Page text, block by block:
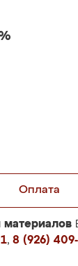
Оплата
материалов
, 8 (926)